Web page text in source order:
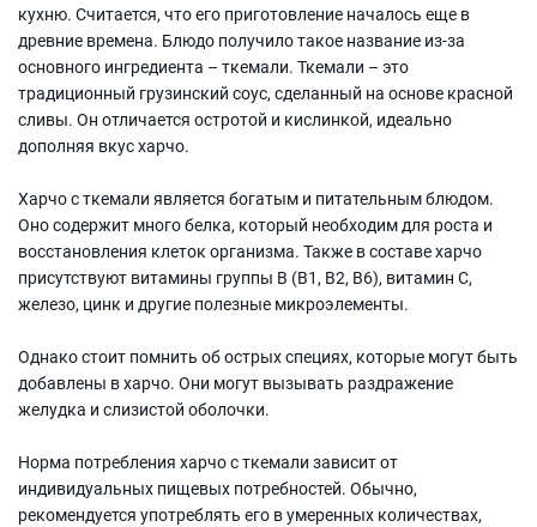
кухню. Считается, что его приготовление началось еще в
древние времена. Блюдо получило такое название из-за
основного ингредиента – ткемали. Ткемали – это
традиционный грузинский соус, сделанный на основе красной
сливы. Он отличается остротой и кислинкой, идеально
дополняя вкус харчо.
Харчо с ткемали является богатым и питательным блюдом.
Оно содержит много белка, который необходим для роста и
восстановления клеток организма. Также в составе харчо
присутствуют витамины группы В (В1, В2, В6), витамин С,
железо, цинк и другие полезные микроэлементы.
Однако стоит помнить об острых специях, которые могут быть
добавлены в харчо. Они могут вызывать раздражение
желудка и слизистой оболочки.
Норма потребления харчо с ткемали зависит от
индивидуальных пищевых потребностей. Обычно,
рекомендуется употреблять его в умеренных количествах,